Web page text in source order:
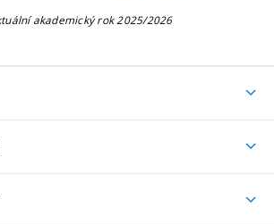
akademický rok 2025/2026